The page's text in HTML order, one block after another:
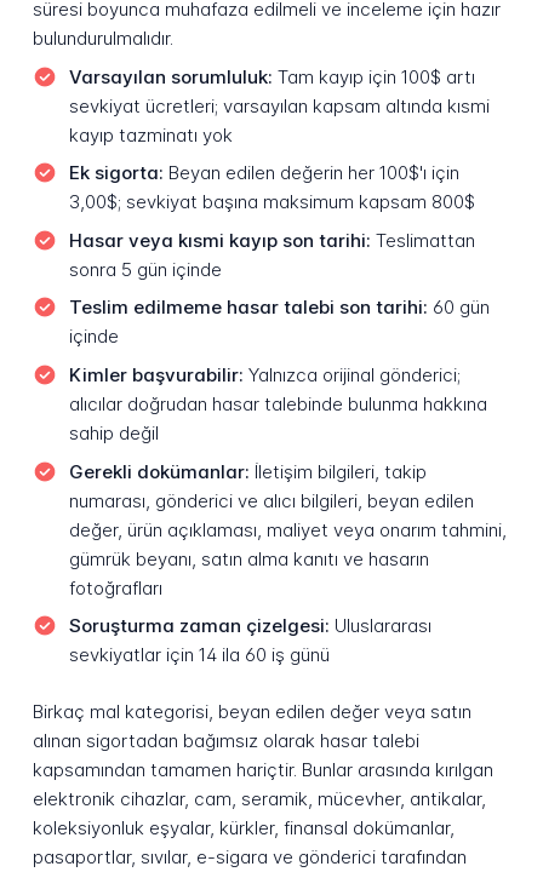
süresi boyunca muhafaza edilmeli ve inceleme için hazır
bulundurulmalıdır.
Varsayılan sorumluluk: Tam kayıp için 100$ artı
sevkiyat ücretleri; varsayılan kapsam altında kısmi
kayıp tazminatı yok
Ek sigorta: Beyan edilen değerin her 100$'ı için
3,00$; sevkiyat başına maksimum kapsam 800$
Hasar veya kısmi kayıp son tarihi: Teslimattan
sonra 5 gün içinde
Teslim edilmeme hasar talebi son tarihi: 60 gün
içinde
Kimler başvurabilir: Yalnızca orijinal gönderici;
alıcılar doğrudan hasar talebinde bulunma hakkına
sahip değil
Gerekli dokümanlar: İletişim bilgileri, takip
numarası, gönderici ve alıcı bilgileri, beyan edilen
değer, ürün açıklaması, maliyet veya onarım tahmini,
gümrük beyanı, satın alma kanıtı ve hasarın
fotoğrafları
Soruşturma zaman çizelgesi: Uluslararası
sevkiyatlar için 14 ila 60 iş günü
Birkaç mal kategorisi, beyan edilen değer veya satın
alınan sigortadan bağımsız olarak hasar talebi
kapsamından tamamen hariçtir. Bunlar arasında kırılgan
elektronik cihazlar, cam, seramik, mücevher, antikalar,
koleksiyonluk eşyalar, kürkler, finansal dokümanlar,
pasaportlar, sıvılar, e-sigara ve gönderici tarafından